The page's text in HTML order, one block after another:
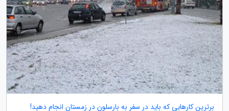
برترین کارهایی که باید در سفر به بارسلون در زمستان انجام دهید!